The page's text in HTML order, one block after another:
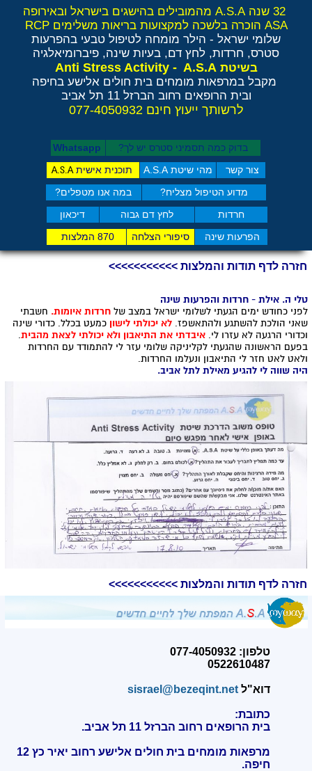
צור קשר מהי שיטת A.S.A תוכנית אישיתA.S.A
חרדות לחץ דם גבוה דיכאון
מדוע הטיפול מצליח? במה אנו מטפלים?
הפרעות שינה סיפורי הצלחה 870 המלצות
בדוק כמה תסמיני סט​רס יש לך? Whatsapp
32 שנה A.S.A מהמובילים בהישגים בישראל ובאירופה
ASA הוכרה בלשכה למקצועות בריאות משלימים RCP
שלומי ישראל - הילר מומחה לטיפול טבעי בהפרעות
סטרס, חרדות, לחץ דם, בעיות שינה, פיברומיאלגיה
בשיטת Anti Stress Activity - A.S.A
מקבל במרפאות מומחים בית חולים אלישע בחיפה
ובית הרופאים רחוב הברזל 11 תל אביב
לרשותך ייעוץ חינם 077-4050932
טלי ה. אילת - חרדות והפרעות שינה
לפני כחודש ימים הגעתי לשלומי ישראל במצב שלחרדות איומות. חשבתי
שאני הולכת להשתגע ולהתאשפז. לא יכולתי לישוןכמעט בכלל. כדורי שינה
וכדורי הרגעה לא עזרו לי.איבדתי את התיאבון ולא יכולתי לצאת מהבית.
בפעם הראשונה שהגעתי לקליניקה שלומי עזר לי להתמודד עם החרדות
ולאט לאט חזר לי התיאבון ונעלמו החרדות.
היה שווה לי להגיע מאילת לתל אביב.
חזרה לדף תודות והמלצות >>>>>>>>>>>
חזרה לדף תודות והמלצות >>>>>>>>>>>
טלפון: 077-4050932
0522610487
דוא"לsisrael@bezeqint.net
כתובת:
בית הרופאים רחוב הברזל 11 תל אביב.
מרפאות מומחים בית חולים אלישע רחוב יאיר כץ 12
חיפה.